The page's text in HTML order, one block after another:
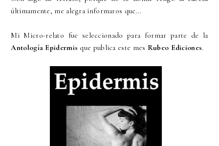
últimamente, me alegra informaros que...
Mi Micro-relato fue seleccionado para formar parte de la
Antología Epidermis que publica este mes Rubeo Ediciones.